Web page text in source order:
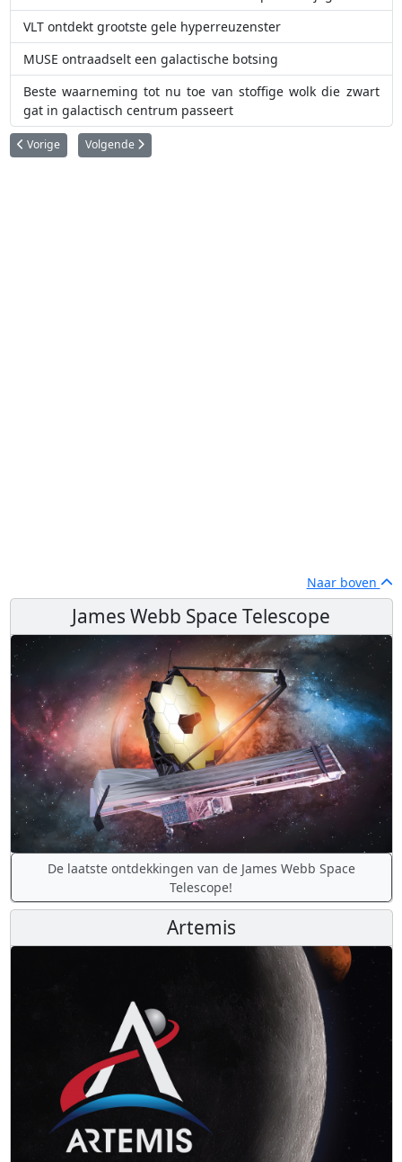
VLT ontdekt grootste gele hyperreuzenster
MUSE ontraadselt een galactische botsing
Beste waarneming tot nu toe van stoffige wolk die zwart
gat in galactisch centrum passeert
Vorig artikel: Nieuwe Gaia data onthult zeldzame lenzen, clusterkernen
Vorige Volgende artikel: Eerste resultaten van ESO-telescopen
Volgende
Naar boven
James Webb Space Telescope
De laatste ontdekkingen van de James Webb Space
Telescope!
Artemis